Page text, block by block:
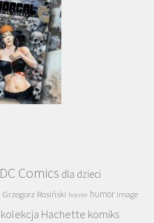
DC Comics dla dzieci
Grzegorz Rosiński horror humor Image
kolekcja Hachette komiks